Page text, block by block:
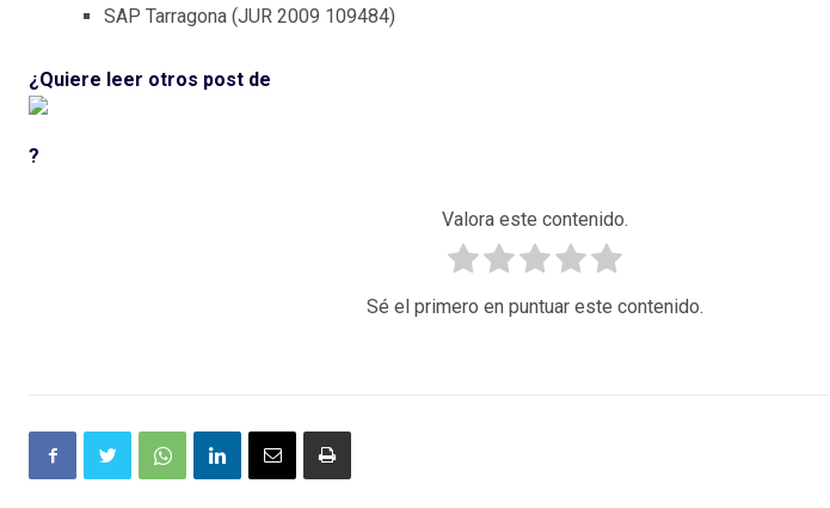
SAP Tarragona (JUR 2009 109484)
¿Quiere leer otros post de
?
Valora este contenido.
Sé el primero en puntuar este contenido.